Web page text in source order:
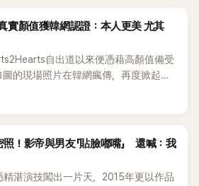
過，新片尚未上映，她9年前電影中的
出，意外再度掀起熱議。
顏值獲韓網認證：本人更美 尤其
自出道以來便憑藉高顏值備受
的現場照片在韓網瘋傳，再度掀起熱
網友更直呼：「真人比照片還漂亮！」
！影帝與男友「貼臉嘟嘴」 還喊：我
湛演技闖出一片天，2015年更以作品